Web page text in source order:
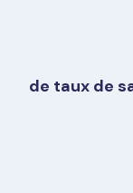
de taux de